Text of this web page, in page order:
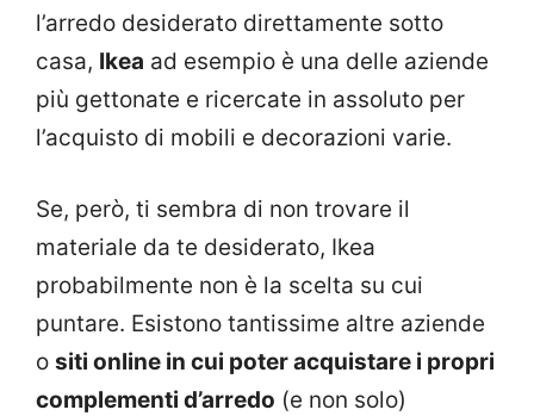
l’arredo desiderato direttamente sotto
casa, Ikea ad esempio è una delle aziende
più gettonate e ricercate in assoluto per
l’acquisto di mobili e decorazioni varie.
Se, però, ti sembra di non trovare il
materiale da te desiderato, Ikea
probabilmente non è la scelta su cui
puntare. Esistono tantissime altre aziende
o siti online in cui poter acquistare i propri
complementi d’arredo (e non solo)